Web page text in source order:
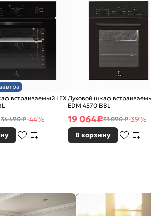
встраиваемый LEX
34 490 ₽-44%
Духовой шкаф
EDM 4570 BBL
19 064₽31 090 ₽-39%
В корзину